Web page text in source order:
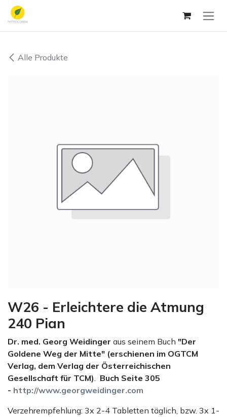
Zum Inhalt springen
Alle Produkte
W26 - Erleichtere die Atmung
240 Pian
Dr. med. Georg Weidinger aus seinem Buch "Der
Goldene Weg der Mitte" (erschienen im OGTCM
Verlag, dem Verlag der Österreichischen
Gesellschaft für TCM). Buch Seite 305
- http://www.georgweidinger.com
Verzehrempfehlung: 3x 2-4 Tabletten täglich, bzw. 3x 1-